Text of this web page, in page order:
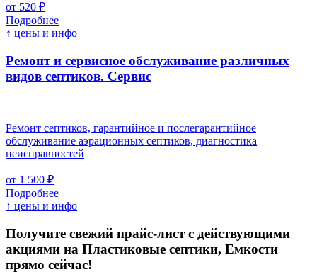
от 520 ₽
Подробнее
↑ цены и инфо
Ремонт и сервисное обслуживание различных
видов септиков. Сервис
Ремонт септиков, гарантийное и послегарантийное
обслуживание аэрационных септиков, диагностика
неисправностей
от 1 500 ₽
Подробнее
↑ цены и инфо
Получите свежий прайс-лист с действующими
акциями на Пластиковые септики, Емкости
прямо сейчас!